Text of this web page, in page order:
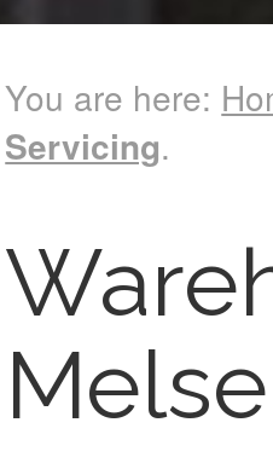
You are here:
Servicing.